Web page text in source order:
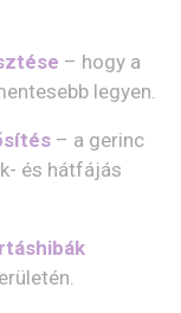
– hogy a
legyen.
– a gerinc
és hátfájás